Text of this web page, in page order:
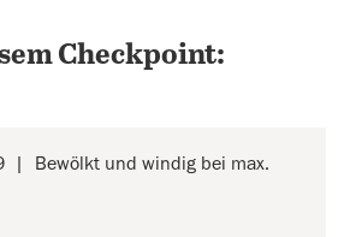
Checkpoint:
Bewölkt und windig bei max.